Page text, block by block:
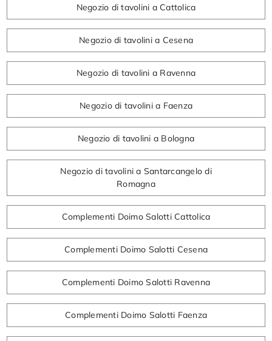
Negozio di tavolini a Cattolica
Negozio di tavolini a Cesena
Negozio di tavolini a Ravenna
Negozio di tavolini a Faenza
Negozio di tavolini a Bologna
Negozio di tavolini a Santarcangelo di
Romagna
Complementi Doimo Salotti Cattolica
Complementi Doimo Salotti Cesena
Complementi Doimo Salotti Ravenna
Complementi Doimo Salotti Faenza